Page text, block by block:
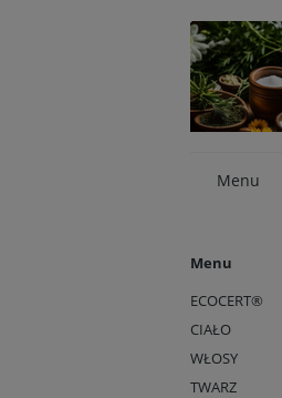
Menu
Menu
ECOCERT®
CIAŁO
WŁOSY
TWARZ